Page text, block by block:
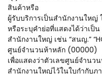
สินค้าหรือ
ผู้รับบริการเป็นสำนักงานใหญ่
หรือระบุคำย่อที่แสดงได้ว่าเป็น
สำนักงานใหญ่ เช่น “สนญ.”
ศูนย์จำนวนห้าหลัก (00000)
เพื่อแสดงว่าตัวเลขศูนย์จำน
สำนักงานใหญ่ไว้ในใบกำกับภ